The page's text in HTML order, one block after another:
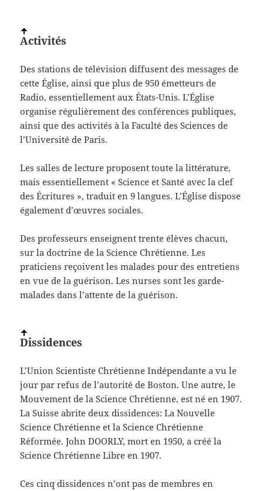
Activités
Des stations de télévision diffusent des messages de
cette Église, ainsi que plus de 950 émetteurs de
Radio, essentiellement aux États-Unis. L’Église
organise régulièrement des conférences publiques,
ainsi que des activités à la Faculté des Sciences de
l’Université de Paris.
Les salles de lecture proposent toute la littérature,
mais essentiellement « Science et Santé avec la clef
des Écritures », traduit en 9 langues. L’Église dispose
également d’œuvres sociales.
Des professeurs enseignent trente élèves chacun,
sur la doctrine de la Science Chrétienne. Les
praticiens reçoivent les malades pour des entretiens
en vue de la guérison. Les nurses sont les garde-
malades dans l’attente de la guérison.
Dissidences
L’Union Scientiste Chrétienne Indépendante a vu le
jour par refus de l’autorité de Boston. Une autre, le
Mouvement de la Science Chrétienne, est né en 1907.
La Suisse abrite deux dissidences: La Nouvelle
Science Chrétienne et la Science Chrétienne
Réformée. John DOORLY, mort en 1950, a créé la
Science Chrétienne Libre en 1907.
Ces cinq dissidences n’ont pas de membres en